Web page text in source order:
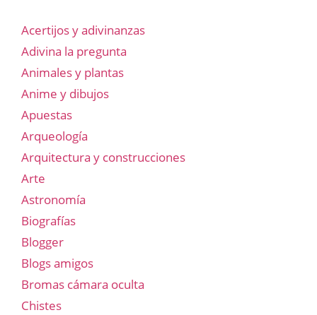
Acertijos y adivinanzas
Adivina la pregunta
Animales y plantas
Anime y dibujos
Apuestas
Arqueología
Arquitectura y construcciones
Arte
Astronomía
Biografías
Blogger
Blogs amigos
Bromas cámara oculta
Chistes